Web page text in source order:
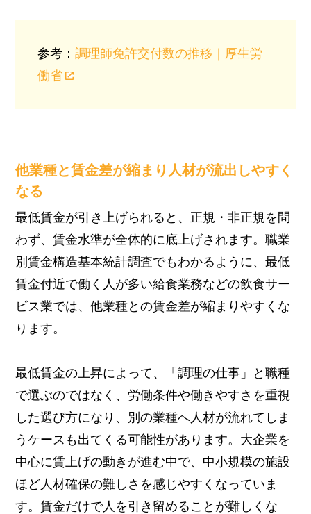
参考：調理師免許交付数の推移｜厚生労
働省
他業種と賃金差が縮まり人材が流出しやすく
なる
最低賃金が引き上げられると、正規・非正規を問
わず、賃金水準が全体的に底上げされます。職業
別賃金構造基本統計調査でもわかるように、最低
賃金付近で働く人が多い給食業務などの飲食サー
ビス業では、他業種との賃金差が縮まりやすくな
ります。
最低賃金の上昇によって、「調理の仕事」と職種
で選ぶのではなく、労働条件や働きやすさを重視
した選び方になり、別の業種へ人材が流れてしま
うケースも出てくる可能性があります。 大企業を
中心に賃上げの動きが進む中で、中小規模の施設
ほど人材確保の難しさを感じやすくなっていま
す。賃金だけで人を引き留めることが難しくな